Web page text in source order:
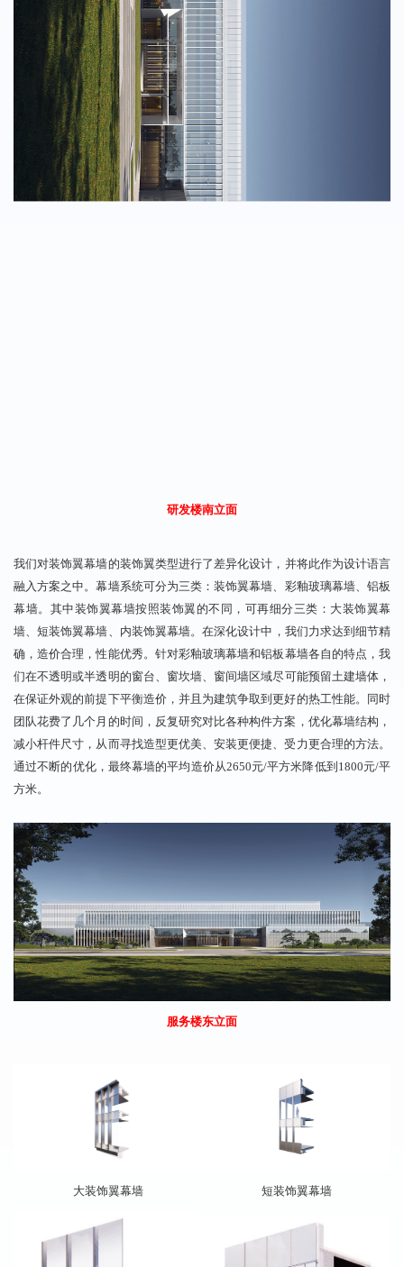
研发楼南立面
我们对装饰翼幕墙的装饰翼类型进行了差异化设计，并将此作为设计语言
融入方案之中 。幕墙系统可分为三类：装饰翼幕墙、彩釉玻璃幕墙、铝板
幕墙。其中装饰翼幕墙按照装饰翼的不同，可再细分三类：大装饰翼幕
墙、短装饰翼幕墙、内装饰翼幕墙。在深化设计中 ，我们力求达到细节精
确，造价合理，性能优秀。 针对彩釉玻璃幕墙和铝板幕墙各自的特点 ，我
们在不透明或半透明的窗台、 窗坎墙 、窗间墙区域尽可能预留土建墙体，
在保证外观的前提下平衡造价，并且为建筑争取到更好的热工性能。
同时
团队花费了 几个月的时间，反复研究对比各种构件方案，优化幕墙结构，
减小杆件尺寸，从而寻找造型更优美、安装更便捷、受力更合理的方法。
通过不断的优化， 最终幕墙的平均造价从2650元/平方米降低到 1 800元/平
方米。
服务楼东立面
大装饰翼幕墙 短装饰翼幕墙